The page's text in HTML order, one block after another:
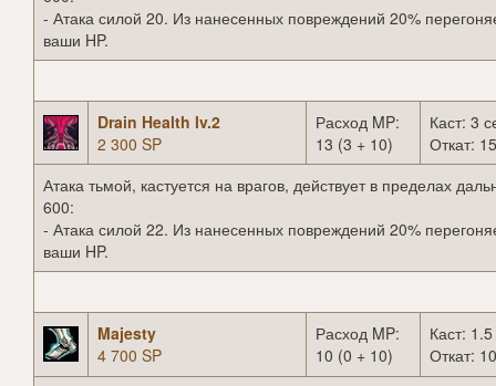
- Атака силой 20. Из нанесенных повреждений 20%
ваши HP.
Drain Health lv.2
2 300 SP
Расход MP:
13 (3 + 10)
Каст: 3
Откат:
Атака тьмой, кастуется на врагов, действует в пределах
600:
- Атака силой 22. Из нанесенных повреждений 20%
ваши HP.
Majesty
4 700 SP
Расход MP:
10 (0 + 10)
Каст:
Откат: